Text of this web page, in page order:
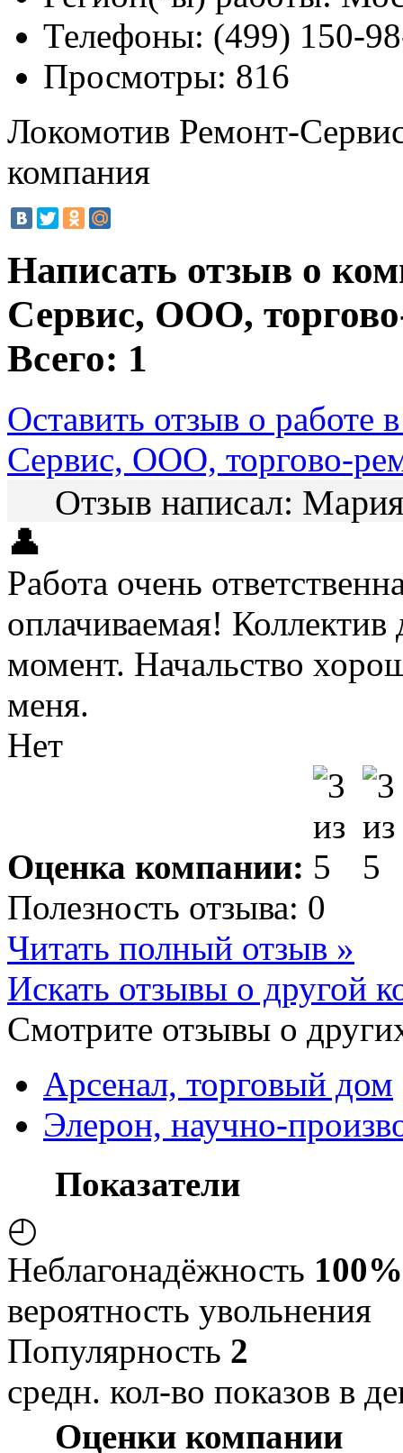
Телефоны: (499) 150-
Просмотры: 816
Локомотив Ремонт-
компания
Написать отзыв о
Сервис, ООО,
Всего: 1
Оставить отзыв о
Сервис, ООО, торгово-
Отзыв написал:
👤
Работа очень
оплачиваемая!
момент. Начальство
меня.
Нет
Оценка компании:
Полезность отзыва: 0
Читать полный отзыв »
Искать отзывы о другой
Смотрите отзывы о
Арсенал, торговый дом
Элерон, научно-
Показатели
◴
Неблагонадёжность 100%
вероятность увольнения
Популярность 2
средн. кол-во показов в
Оценки компании